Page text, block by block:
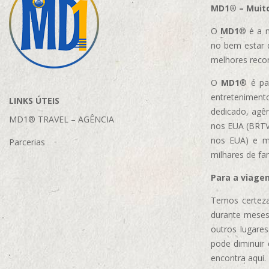
LINKS ÚTEIS
MD1® TRAVEL – AGÊNCIA
Parcerias
MD1® –
O MD1® é a
no bem estar
melhores
O MD1® é
dedicado,
nos EUA
nos EUA) e
milhares de
Para a
Temos
durante
outros
pode diminuir
encontra aqui.